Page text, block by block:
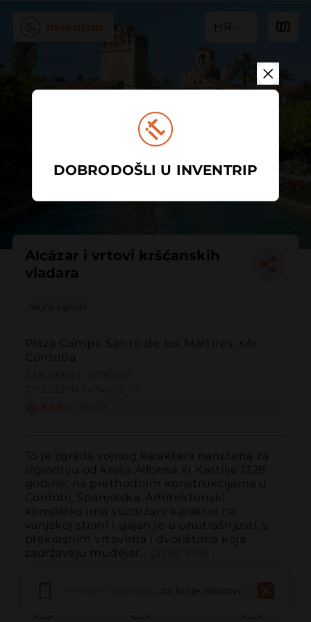
HR
Alcázar i vrtovi kršćanskih
vladara
Vojna zgrada
Plaza Campo Santo de los Mártires, s/n
Córdoba
To je zgrada vojnog karaktera naručena za
izgradnju od kralja Alfonsa XI Kastilje 1328.
godine, na prethodnim konstrukcijama u
Cordobi, Španjolska. Arhitektonski
kompleks ima suzdržani karakter na
vanjskoj strani i sjajan je u unutrašnjosti, s
prekrasnim vrtovima i dvorištima koja
zadržavaju mudéjar...
za bolje iskustvo
DOBRODOŠLI U INVENTRIP